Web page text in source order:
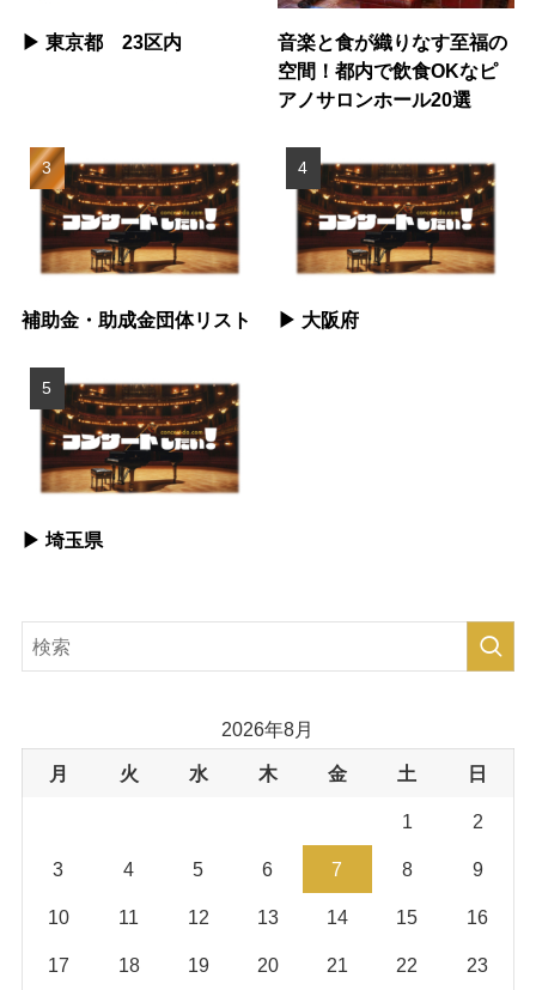
▶︎ 東京都 23区内
音楽と食が織りなす至福の
空間！都内で飲食OKなピ
アノサロンホール20選
補助金・助成金団体リスト ▶︎ 大阪府
▶︎ 埼玉県
2026年8月
月 火 水 木 金 土 日
1 2
3 4 5 6 7 8 9
10 11 12 13 14 15 16
17 18 19 20 21 22 23